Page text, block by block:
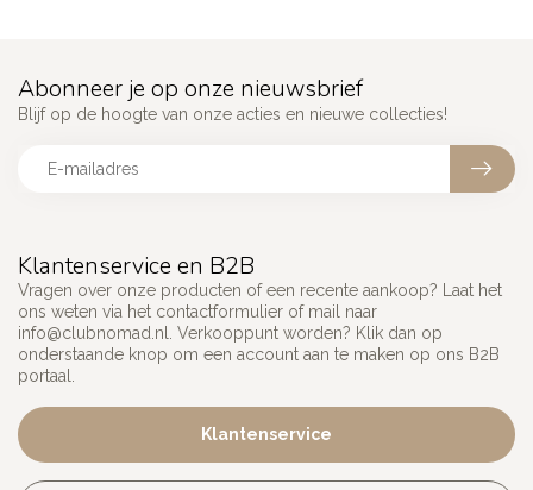
Klantenservice en B2B
Vragen over onze producten of een recente aankoop? Laat het
ons weten via het contactformulier of mail naar
info@clubnomad.nl
. Verkooppunt worden? Klik dan op
onderstaande knop om een account aan te maken op ons B2B
portaal.
Klantenservice
Abonneer je op onze nieuwsbrief
Blijf op de hoogte van onze acties en nieuwe collecties!